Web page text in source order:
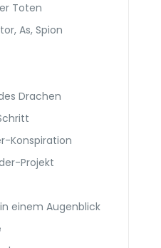
Toten
As, Spion
Drachen
Konspiration
Projekt
einem Augenblick